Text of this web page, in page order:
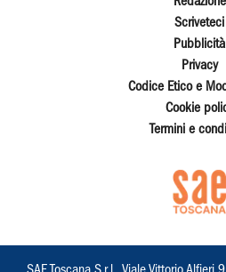
Scriveteci
Pubblicità
Privacy
Codice Etico e
Cookie
Termini e